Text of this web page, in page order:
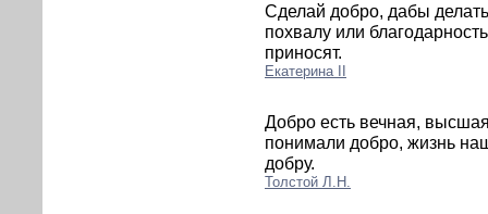
Сделай добро, дабы
похвалу или
приносят.
Екатерина II
Добро есть вечная,
понимали добро, жизнь
добру.
Толстой Л.Н.